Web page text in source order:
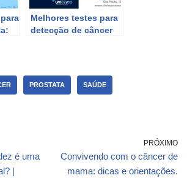
Melhores testes para
detecção de câncer
PROSTATA SAÚDE
é uma
|
PRÓXIMO
Convivendo com o câncer de
mama: dicas e orientações.